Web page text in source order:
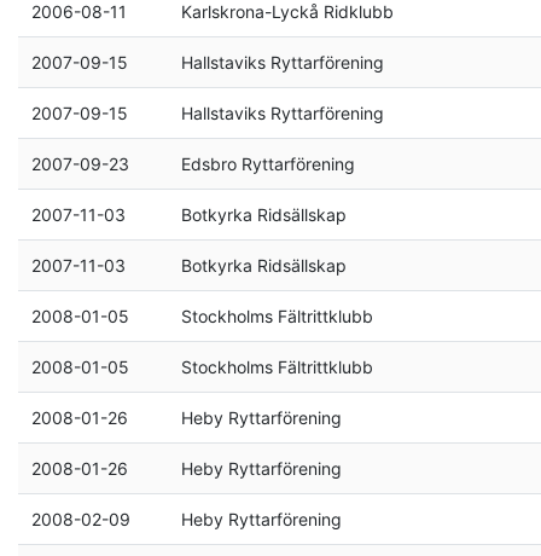
2006-08-11 Karlskrona-Lyckå Ridklubb
2007-09-15 Hallstaviks Ryttarförening
2007-09-15 Hallstaviks Ryttarförening
2007-09-23 Edsbro Ryttarförening
2007-11-03 Botkyrka Ridsällskap
2007-11-03 Botkyrka Ridsällskap
2008-01-05 Stockholms Fältrittklubb
2008-01-05 Stockholms Fältrittklubb
2008-01-26 Heby Ryttarförening
2008-01-26 Heby Ryttarförening
2008-02-09 Heby Ryttarförening